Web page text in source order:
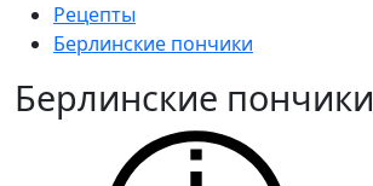
Рецепты
Берлинские пончики
Берлинские пончики